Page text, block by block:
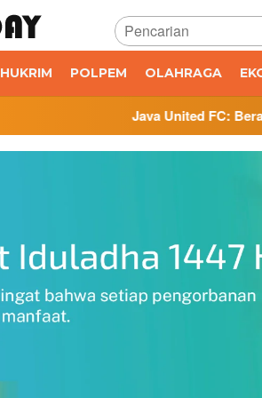
HUKRIM POLPEM OLAHRAGA
Java United FC: Berakar di Maluku